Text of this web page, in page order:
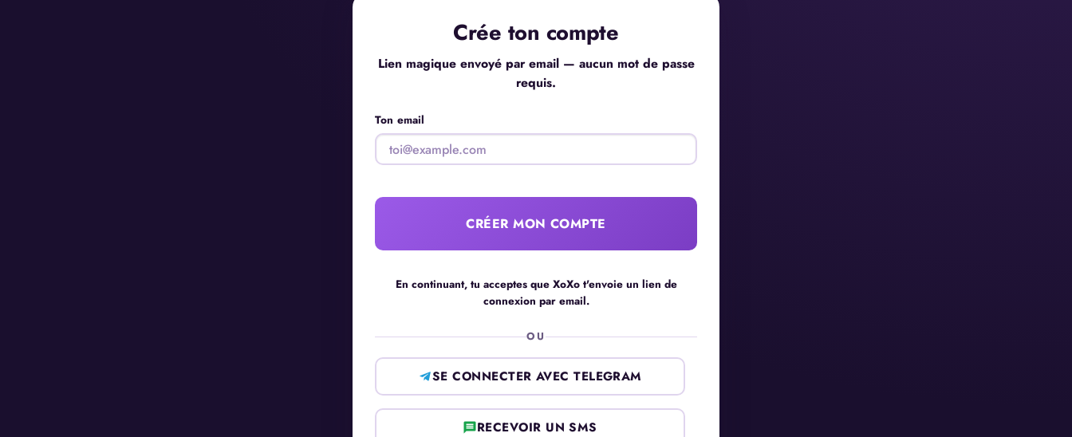
Crée ton compte
Lien magique envoyé par email — aucun mot de passe
requis.
Ton email
CRÉER MON COMPTE
En continuant, tu acceptes que XoXo t'envoie un lien de
connexion par email.
OU
SE CONNECTER AVEC TELEGRAM
RECEVOIR UN SMS